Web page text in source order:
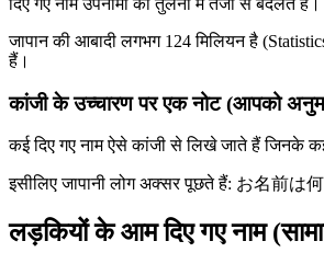
दिए गए नाम उपनामों की तुलना में तेजी से बदलते
जापान की आबादी लगभग 124 मिलियन है
हैं।
कांजी के उच्चारण पर एक नोट (आपको
कई दिए गए नाम ऐसे कांजी से लिखे जाते हैं जिनके
इसीलिए जापानी लोग अक्सर पूछते हैं: お名前
लड़कियों के आम दिए गए नाम